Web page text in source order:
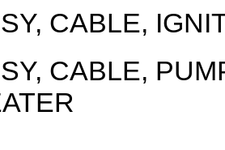
CABLE,
CABLE,